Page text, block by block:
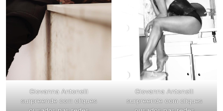
Giovanna Antonelli
surpreende com cliques
Giovanna Antonelli
surpreende com cliques